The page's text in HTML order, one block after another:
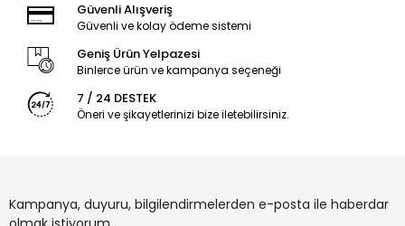
Güvenli Alışveriş
Güvenli ve kolay ödeme sistemi
Geniş Ürün Yelpazesi
Binlerce ürün ve kampanya seçeneği
7 / 24 DESTEK
Öneri ve şikayetlerinizi bize iletebilirsiniz.
Kampanya, duyuru, bilgilendirmelerden e-posta ile haberdar